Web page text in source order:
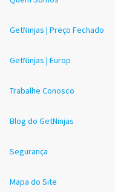
GetNinjas | Preço Fechado
GetNinjas | Europ
Trabalhe Conosco
Blog do GetNinjas
Segurança
Mapa do Site